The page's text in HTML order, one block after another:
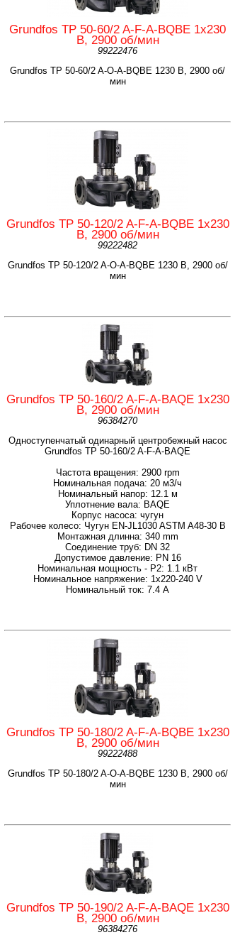
Grundfos TP 50-60/2 A-F-A-BQBE 1x230
B, 2900 об/мин
99222476
Grundfos TP 50-60/2 A-O-A-BQBE 1230 B, 2900 об/
мин
Grundfos TP 50-120/2 A-F-A-BQBE 1x230
B, 2900 об/мин
99222482
Grundfos TP 50-120/2 A-O-A-BQBE 1230 B, 2900 об/
мин
Grundfos TP 50-160/2 A-F-A-BAQE 1x230
В, 2900 об/мин
96384270
Одноступенчатый одинарный центробежный насос
Grundfos TP 50-160/2 A-F-A-BAQE
Частота вращения: 2900 rpm
Номинальная подача: 20 м3/ч
Номинальный напор: 12.1 м
Уплотнение вала: BAQE
Корпус насоса: чугун
Рабочее колесо: Чугун EN-JL1030 ASTM A48-30 B
Монтажная длинна: 340 mm
Соединение труб: DN 32
Допустимое давление: PN 16
Номинальная мощность - P2: 1.1 кВт
Номинальное напряжение: 1x220-240 V
Номинальный ток: 7.4 A
Grundfos TP 50-180/2 A-F-A-BQBE 1x230
B, 2900 об/мин
99222488
Grundfos TP 50-180/2 A-O-A-BQBE 1230 B, 2900 об/
мин
Grundfos TP 50-190/2 A-F-A-BAQE 1x230
В, 2900 об/мин
96384276